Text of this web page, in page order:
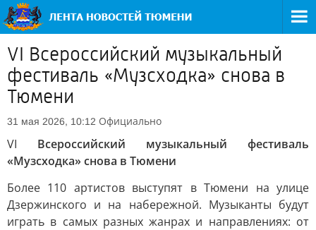
VI Всероссийский музыкальный
фестиваль «Музсходка» снова в
Тюмени
31 мая 2026, 10:12 Официально
VI Всероссийский музыкальный фестиваль
«Музсходка» снова в Тюмени
Более 110 артистов выступят в Тюмени на улице
Дзержинского и на набережной. Музыканты будут
играть в самых разных жанрах и направлениях: от